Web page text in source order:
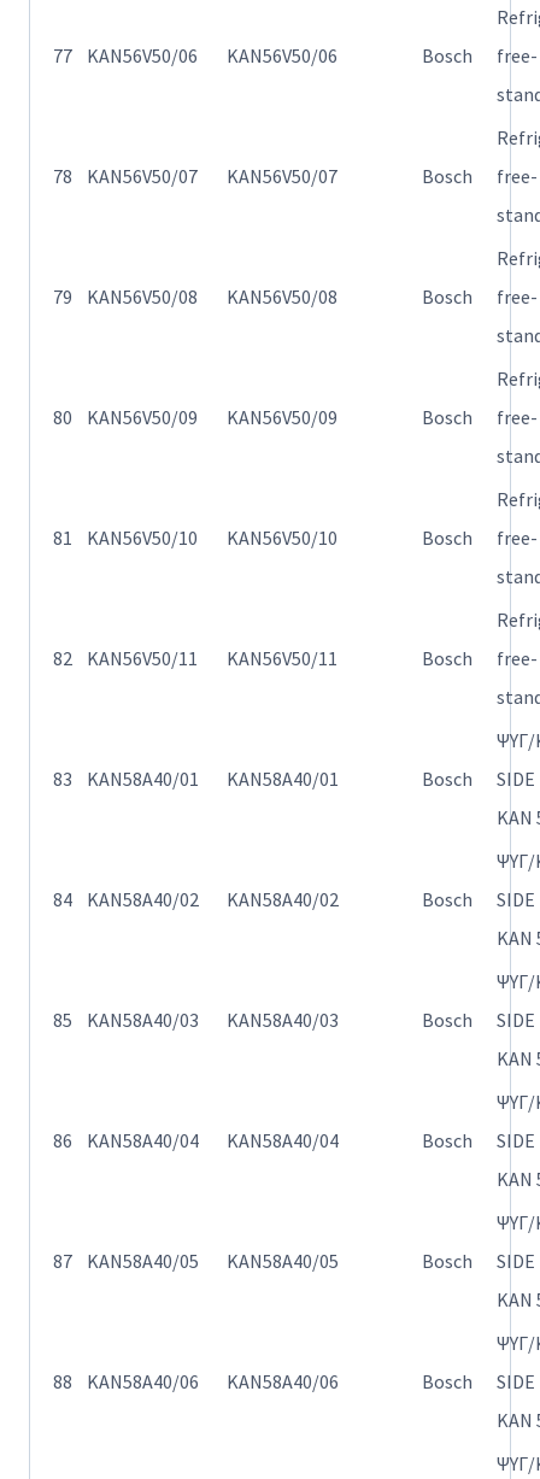
77 KAN56V50/06 KAN56V50/06 Bosch
free-
78 KAN56V50/07 KAN56V50/07 Bosch
free-
79 KAN56V50/08 KAN56V50/08 Bosch
free-
80 KAN56V50/09 KAN56V50/09 Bosch
free-
81 KAN56V50/10 KAN56V50/10 Bosch
free-
82 KAN56V50/11 KAN56V50/11 Bosch
free-
83 KAN58A40/01 KAN58A40/01 Bosch
SIDE
KAN
84 KAN58A40/02 KAN58A40/02 Bosch
SIDE
KAN
85 KAN58A40/03 KAN58A40/03 Bosch
SIDE
KAN
86 KAN58A40/04 KAN58A40/04 Bosch
SIDE
KAN
87 KAN58A40/05 KAN58A40/05 Bosch
SIDE
KAN
88 KAN58A40/06 KAN58A40/06 Bosch
SIDE
KAN